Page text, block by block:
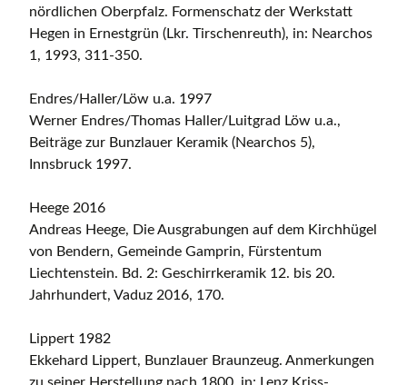
nördlichen Oberpfalz. Formenschatz der Werkstatt
Hegen in Ernestgrün (Lkr. Tirschenreuth), in: Nearchos
1, 1993, 311-350.
Endres/Haller/Löw u.a. 1997
Werner Endres/Thomas Haller/Luitgrad Löw u.a.,
Beiträge zur Bunzlauer Keramik (Nearchos 5),
Innsbruck 1997.
Heege 2016
Andreas Heege, Die Ausgrabungen auf dem Kirchhügel
von Bendern, Gemeinde Gamprin, Fürstentum
Liechtenstein. Bd. 2: Geschirrkeramik 12. bis 20.
Jahrhundert, Vaduz 2016, 170.
Lippert 1982
Ekkehard Lippert, Bunzlauer Braunzeug. Anmerkungen